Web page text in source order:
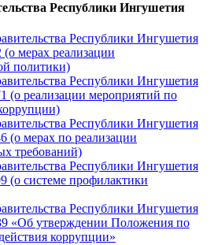
Республики Ингушетия
Республики Ингушетия
мерах реализации
политики)
Республики Ингушетия
(о реализации мероприятий по
Республики Ингушетия
(о мерах по реализации
требований)
Республики Ингушетия
(о системе профилактики
Республики Ингушетия
«Об утверждении Положения по
коррупции»